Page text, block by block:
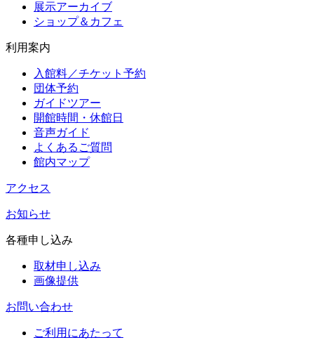
展示アーカイブ
ショップ＆カフェ
利用案内
入館料／チケット予約
団体予約
ガイドツアー
開館時間・休館日
音声ガイド
よくあるご質問
館内マップ
アクセス
お知らせ
各種申し込み
取材申し込み
画像提供
お問い合わせ
ご利用にあたって